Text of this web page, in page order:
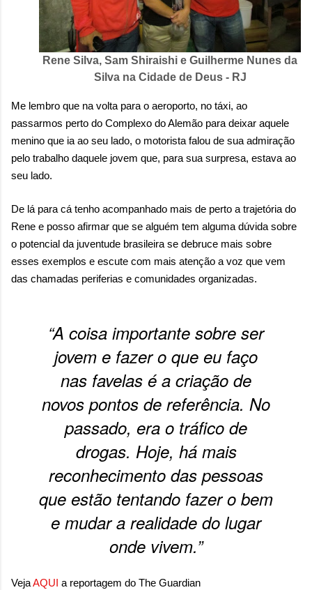
Rene Silva, Sam Shiraishi e Guilherme Nunes da
Silva na Cidade de Deus - RJ
Me lembro que na volta para o aeroporto, no táxi, ao
passarmos perto do Complexo do Alemão para deixar aquele
menino que ia ao seu lado, o motorista falou de sua admiração
pelo trabalho daquele jovem que, para sua surpresa, estava ao
seu lado.
De lá para cá tenho acompanhado mais de perto a trajetória do
Rene e posso afirmar que se alguém tem alguma dúvida sobre
o potencial da juventude brasileira se debruce mais sobre
esses exemplos e escute com mais atenção a voz que vem
das chamadas periferias e comunidades organizadas.
“A coisa importante sobre ser
jovem e fazer o que eu faço
nas favelas é a criação de
novos pontos de referência. No
passado, era o tráfico de
drogas. Hoje, há mais
reconhecimento das pessoas
que estão tentando fazer o bem
e mudar a realidade do lugar
onde vivem.”
VejaAQUI a reportagem do The Guardian